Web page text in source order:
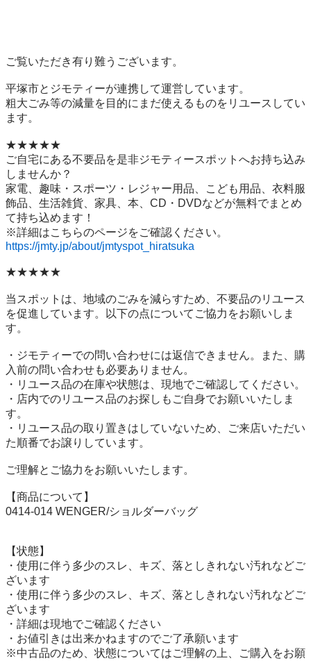
ご覧いただき有り難うございます。
平塚市とジモティーが連携して運営しています。
粗⼤ごみ等の減量を⽬的にまだ使えるものをリユースしてい
ます。
★★★★★
ご自宅にある不要品を是非ジモティースポットへお持ち込み
しませんか？
家電、趣味・スポーツ・レジャー用品、こども用品、衣料服
飾品、生活雑貨、家具、本、CD・DVDなどが無料でまとめ
て持ち込めます！
https://jmty.jp/about/jmtyspot_hiratsuka
★★★★★
当スポットは、地域のごみを減らすため、不要品のリユース
を促進しています。以下の点についてご協力をお願いしま
す。
・ジモティーでの問い合わせには返信できません。また、購
入前の問い合わせも必要ありません。
・リユース品の在庫や状態は、現地でご確認してください。
・店内でのリユース品のお探しもご自身でお願いいたしま
す。
・リユース品の取り置きはしていないため、ご来店いただい
た順番でお譲りしています。
ご理解とご協力をお願いいたします。
【商品について】
0414-014 WENGER/ショルダーバッグ
【状態】
・使用に伴う多少のスレ、キズ、落としきれない汚れなどご
ざいます
・使用に伴う多少のスレ、キズ、落としきれない汚れなどご
ざいます
・詳細は現地でご確認ください
・お値引きは出来かねますのでご了承願います
※中古品のため、状態についてはご理解の上、ご購入をお願